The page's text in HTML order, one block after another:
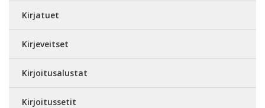
Kirjatuet
Kirjeveitset
Kirjoitusalustat
Kirjoitussetit